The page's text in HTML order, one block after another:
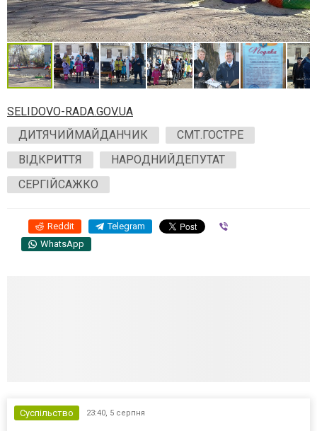
SELIDOVO-RADA.GOV.UA
ДИТЯЧИЙМАЙДАНЧИК
СМТ.ГОСТРЕ
ВІДКРИТТЯ
НАРОДНИЙДЕПУТАТ
СЕРГІЙСАЖКО
Reddit Telegram
WhatsApp
Суспільство 23:40, 5 серпня